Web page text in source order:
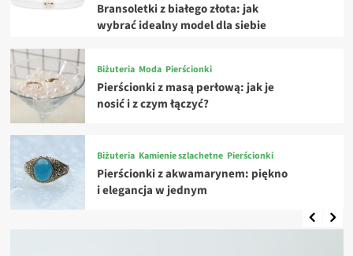
Bransoletki z białego złota: jak
wybrać idealny model dla siebie
Biżuteria Moda Pierścionki
Pierścionki z masą perłową: jak je
nosić i z czym łączyć?
Biżuteria Kamienie szlachetne Pierścionki
Pierścionki z akwamarynem: piękno
i elegancja w jednym